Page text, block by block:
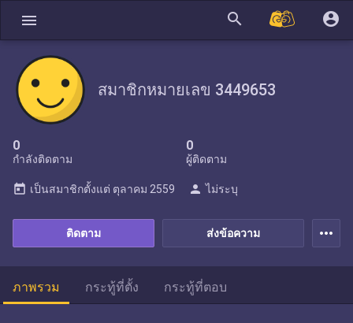
menu search account_circle
สมาชิกหมายเลข 3449653
0
กำลังติดตาม
0
ผู้ติดตาม
ส่งข้อความ
ติดตาม
today เป็นสมาชิกตั้งแต่ ตุลาคม 2559 person ไม่ระบุ
more_horiz
ภาพรวม กระทู้ที่ตั้ง กระทู้ที่ตอบ